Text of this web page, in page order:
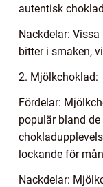
autentisk
Nackdelar:
bitter i smaken,
2. Mjölkchoklad:
Fördelar:
populär bland
lockande för
Nackdelar: